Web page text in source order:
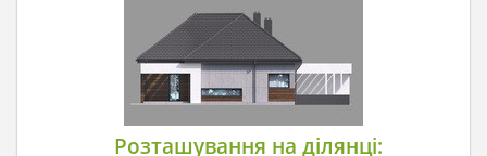
Розташування на ділянці: